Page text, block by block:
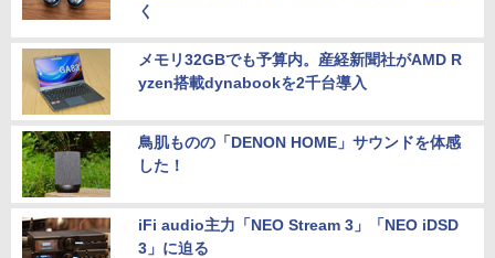
く
メモリ32GBでも予算内。産経新聞社がAMD R
yzen搭載dynabookを2千台導入
鳥肌ものの「DENON HOME」サウンドを体感
した！
iFi audio主力「NEO Stream 3」「NEO iDSD
3」に迫る